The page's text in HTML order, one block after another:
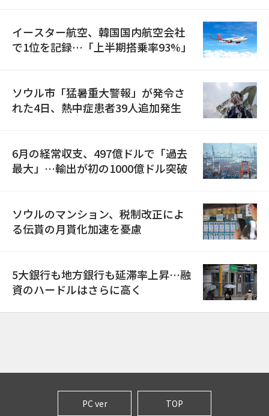
イースター航空、韓国国内航空会社
で1位を記録…「上半期搭乗率93%」
ソウル市「猛暑重大警報」が発令さ
れた4日、熱中症患者39人追加発生
6月の経常収支、497億ドルで「過去
最大」…輸出が初の1000億ドル突破
ソウルのマンション、税制改正によ
る伝貰の月貰化加速を憂慮
5大銀行も地方銀行も延滞率上昇…融
資のハードルはさらに高く
PC ver TOP